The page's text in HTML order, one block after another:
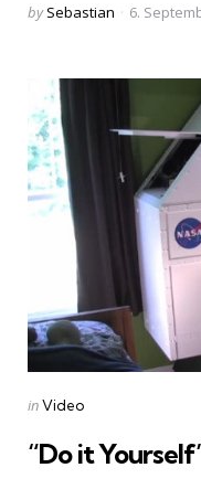
Posted
by Sebastian 6.
Categories
Posted
inVideo
“Do it